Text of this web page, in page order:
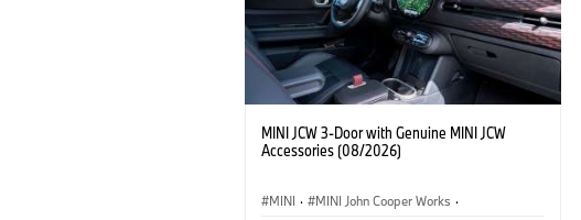
MINI JCW 3-Door with Genuine MINI JCW
Accessories (08/2026)
MINI · MINI John Cooper Works ·